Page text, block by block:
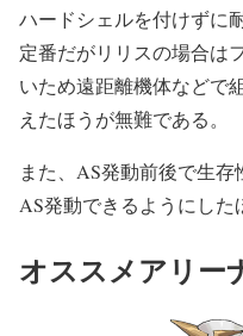
ハードシェルを付けずに
定番だがリリスの場合は
いため遠距離機体などで
えたほうが無難である。
また、AS発動前後で生
AS発動できるようにした
オススメアリー